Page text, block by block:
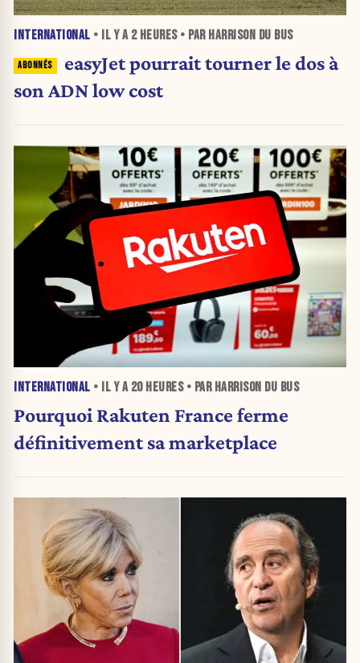
INTERNATIONAL • IL Y A 2 HEURES• PAR HARRISON DU BUS
easyJet pourrait tourner le dos à
son ADN low cost
INTERNATIONAL • IL Y A 20 HEURES• PAR HARRISON DU BUS
Pourquoi Rakuten France ferme
définitivement sa marketplace